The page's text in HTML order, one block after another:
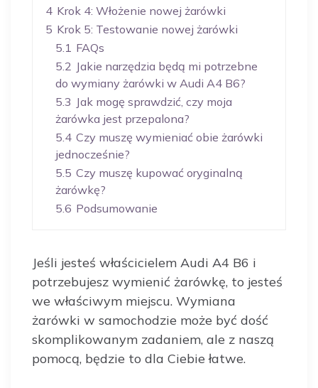
4 Krok 4: Włożenie nowej żarówki
5 Krok 5: Testowanie nowej żarówki
5.1 FAQs
5.2 Jakie narzędzia będą mi potrzebne
do wymiany żarówki w Audi A4 B6?
5.3 Jak mogę sprawdzić, czy moja
żarówka jest przepalona?
5.4 Czy muszę wymieniać obie żarówki
jednocześnie?
5.5 Czy muszę kupować oryginalną
żarówkę?
5.6 Podsumowanie
Jeśli jesteś właścicielem Audi A4 B6 i
potrzebujesz wymienić żarówkę, to jesteś
we właściwym miejscu. Wymiana
żarówki w samochodzie może być dość
skomplikowanym zadaniem, ale z naszą
pomocą, będzie to dla Ciebie łatwe.